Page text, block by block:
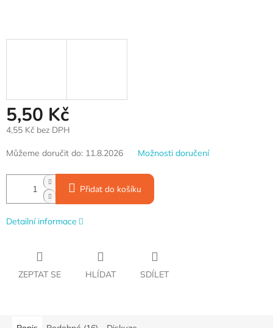
5,50 Kč
4,55 Kč bez DPH
Měrná
cena:
Můžeme doručit do: 11.8.2026 Možnosti doručení
Přidat do košíku
Detailní informace
ZEPTAT SE HLÍDAT SDÍLET